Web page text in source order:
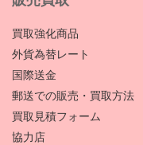
買取強化商品
外貨為替レート
国際送金
郵送での販売・買取方法
買取見積フォーム
協力店